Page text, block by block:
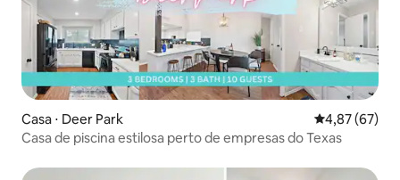
Casa ⋅ Deer Park 4,87 de uma
4,87 (67)
Casa de piscina estilosa perto de empresas do Texas